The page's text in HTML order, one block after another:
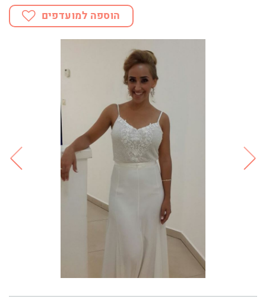
הוספה למועדפים